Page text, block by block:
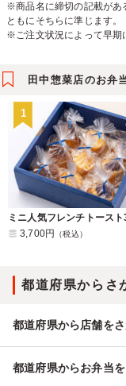
※商品名に締切の記載があ
ともにそちらに準じます。
※ご注文状況によって早期
田中惣菜店のお弁
1
3,700円
（税込）
都道府県からさ
都道府県から店舗を
都道府県からお弁当